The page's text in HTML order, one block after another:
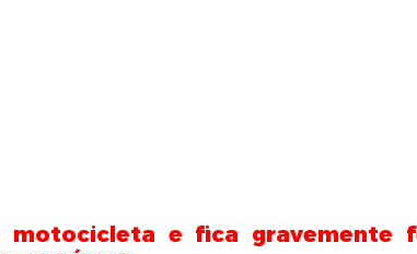
motocicleta e fica gravemente